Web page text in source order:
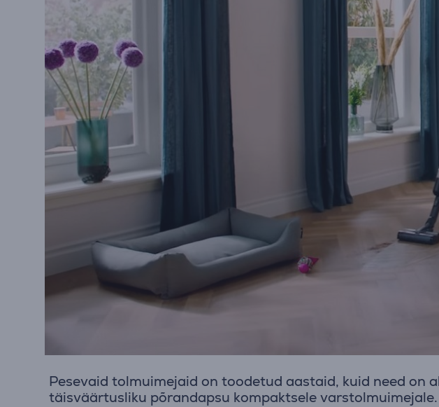
Pesevaid tolmuimejaid on toodetud aastaid, kuid need on
täisväärtusliku põrandapsu kompaktsele varstolmuimejale.